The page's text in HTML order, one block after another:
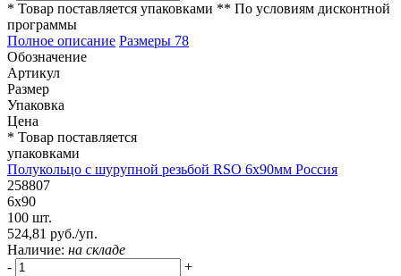
* Товар поставляется упаковками ** По условиям дисконтной
программы
Полное описание Размеры 78
Обозначение
Артикул
Размер
Упаковка
Цена
* Товар поставляется
упаковками
Полукольцо с шурупной резьбой RSO 6х90мм Россия
258807
6х90
100 шт.
524,81 руб./уп.
Наличие: на складе
-
+